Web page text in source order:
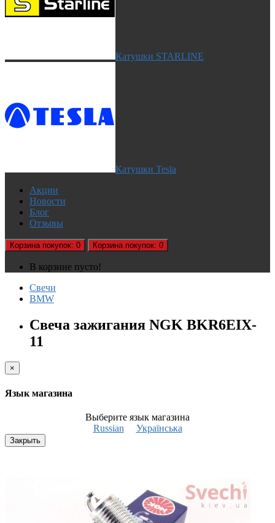
Катушки STARLINE
Катушки Tesla
Акции
Новости
Блог
Отзывы
Корзина покупок: 0 Корзина покупок: 0
В корзине пусто!
Свечи
BMW
Cвеча зажигания NGK BKR6EIX-
11
×
Язык магазина
Выберите язык магазина
Russian
Українська
Закрыть